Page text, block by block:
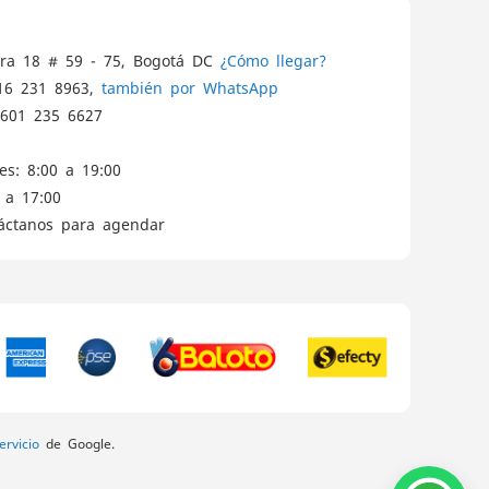
18 # 59 - 75, Bogotá DC ¿Cómo llegar?
231 8963, también por WhatsApp
235 6627
8:00 a 19:00
a 17:00
para agendar
de Google.